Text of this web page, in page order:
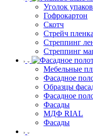
Уголок
Гофрокартон
Скотч
Стрейч пленка
Стреппинг
Стреппинг
Мебельные
Фасадное
Образцы
Фасадное
Фасады
МДФ RIAL
Фасады